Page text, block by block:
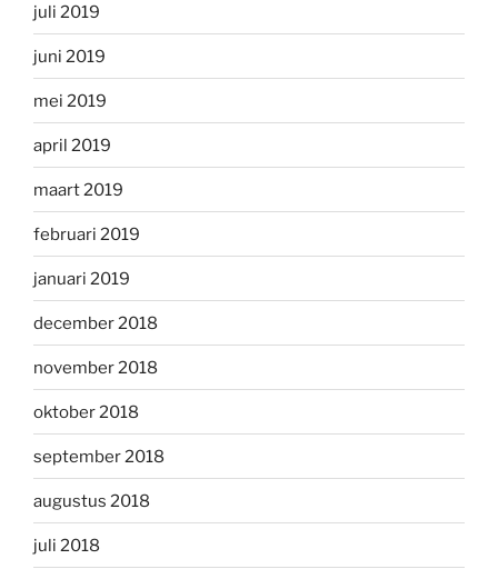
juli 2019
juni 2019
mei 2019
april 2019
maart 2019
februari 2019
januari 2019
december 2018
november 2018
oktober 2018
september 2018
augustus 2018
juli 2018